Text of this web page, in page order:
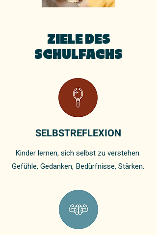
ZIELE DES
SCHULFACHS
SELBSTREFLEXION
Kinder lernen, sich selbst zu verstehen:
Gefühle, Gedanken, Bedürfnisse, Stärken.